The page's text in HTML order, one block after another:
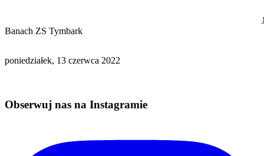
Banach ZS Tymbark
poniedziałek, 13 czerwca 2022
Obserwuj nas na Instagramie